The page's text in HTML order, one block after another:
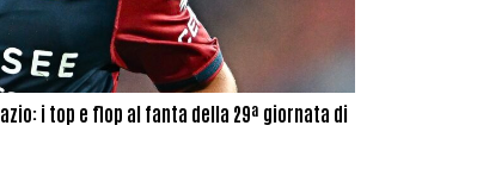
i top e flop al fanta della 29ª giornata di